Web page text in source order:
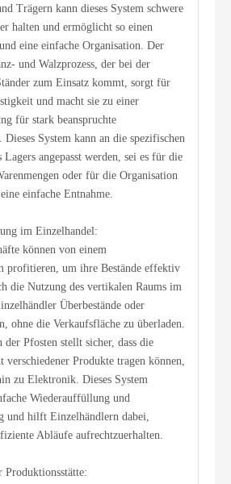
Trägern kann dieses System schwere
halten und ermöglicht so einen
eine einfache Organisation. Der
und Walzprozess, der bei der
zum Einsatz kommt, sorgt für
und macht sie zu einer
für stark beanspruchte
Dieses System kann an die spezifischen
angepasst werden, sei es für die
oder für die Organisation
einfache Entnahme.
im Einzelhandel:
können von einem
profitieren, um ihre Bestände effektiv
die Nutzung des vertikalen Raums im
Überbestände oder
ohne die Verkaufsfläche zu überladen.
der Pfosten stellt sicher, dass die
verschiedener Produkte tragen können,
zu Elektronik. Dieses System
Wiederauffüllung und
und hilft Einzelhändlern dabei,
Abläufe aufrechtzuerhalten.
Produktionsstätte: